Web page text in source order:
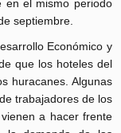
en el mismo periodo
septiembre.
Económico y
que los hoteles del
huracanes. Algunas
trabajadores de los
a hacer frente